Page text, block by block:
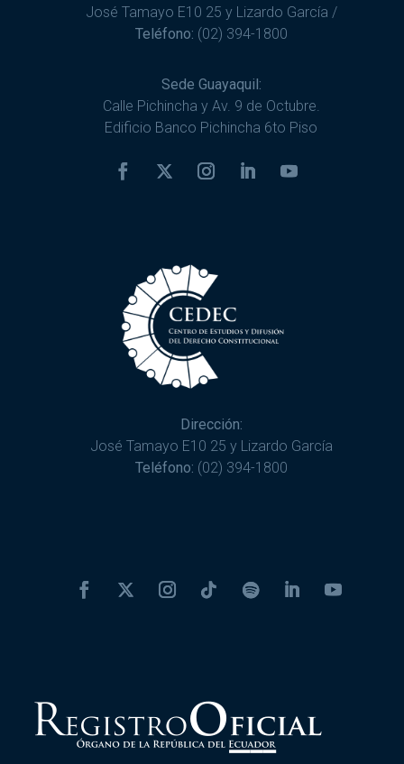
José Tamayo E10 25 y Lizardo García /
Teléfono: (02) 394-1800
Sede Guayaquil:
Calle Pichincha y Av. 9 de Octubre.
Edificio Banco Pichincha 6to Piso
Dirección:
José Tamayo E10 25 y Lizardo García
Teléfono: (02) 394-1800